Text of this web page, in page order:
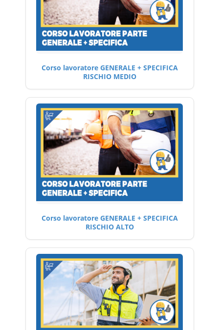
Corso lavoratore GENERALE + SPECIFICA
RISCHIO MEDIO
Corso lavoratore GENERALE + SPECIFICA
RISCHIO ALTO